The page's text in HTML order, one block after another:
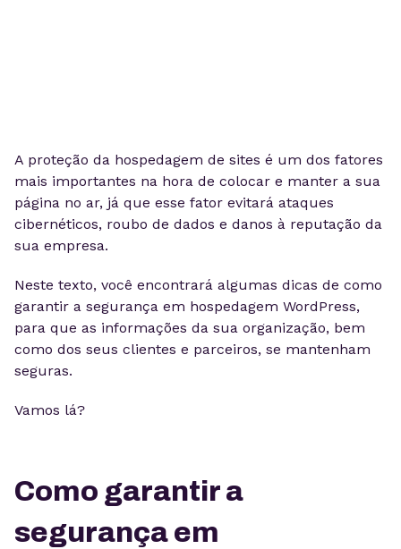
A proteção da hospedagem de sites é um dos fatores
mais importantes na hora de colocar e manter a sua
página no ar, já que esse fator evitará ataques
cibernéticos, roubo de dados e danos à reputação da
sua empresa.
Neste texto, você encontrará algumas dicas de como
garantir a segurança em hospedagem WordPress,
para que as informações da sua organização, bem
como dos seus clientes e parceiros, se mantenham
seguras.
Vamos lá?
Como garantir a
segurança em